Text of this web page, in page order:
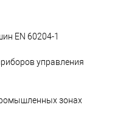
EN 60204-1
управления
зонах